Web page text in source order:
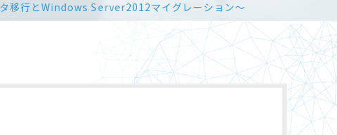
移行とWindows Server2012マイグレーション～